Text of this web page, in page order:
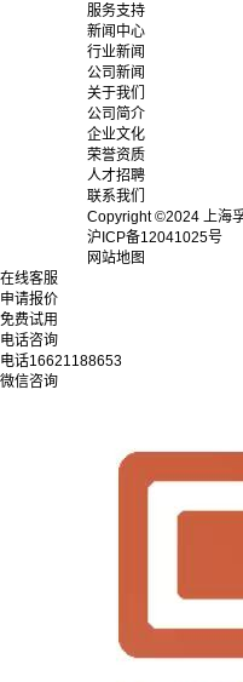
服务支持
新闻中心
行业新闻
公司新闻
关于我们
公司简介
企业文化
荣誉资质
人才招聘
联系我们
Copyright ©2024 上海
沪ICP备12041025号
网站地图
在线客服
申请报价
免费试用
电话咨询
电话16621188653
微信咨询